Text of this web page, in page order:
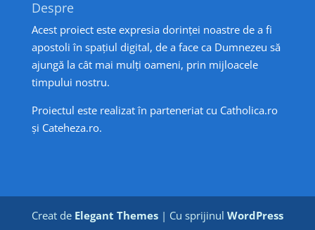
Despre
Acest proiect este expresia dorinței noastre de a fi
apostoli în spațiul digital, de a face ca Dumnezeu să
ajungă la cât mai mulți oameni, prin mijloacele
timpului nostru.
Proiectul este realizat în parteneriat cu Catholica.ro
și Cateheza.ro.
Creat de Elegant Themes| Cu sprijinul WordPress